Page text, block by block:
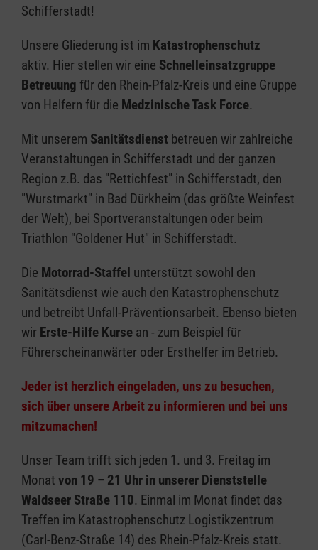
Schifferstadt!
Unsere Gliederung ist im Katastrophenschutz
aktiv. Hier stellen wir eine Schnelleinsatzgruppe
Betreuung für den Rhein-Pfalz-Kreis und eine Gruppe
von Helfern für die Medzinische Task Force.
Mit unserem Sanitätsdienst betreuen wir zahlreiche
Veranstaltungen in Schifferstadt und der ganzen
Region z.B. das "Rettichfest" in Schifferstadt, den
"Wurstmarkt" in Bad Dürkheim (das größte Weinfest
der Welt), bei Sportveranstaltungen oder beim
Triathlon "Goldener Hut" in Schifferstadt.
Die Motorrad-Staffel unterstützt sowohl den
Sanitätsdienst wie auch den Katastrophenschutz
und betreibt Unfall-Präventionsarbeit. Ebenso bieten
wir Erste-Hilfe Kurse an - zum Beispiel für
Führerscheinanwärter oder Ersthelfer im Betrieb.
Jeder ist herzlich eingeladen, uns zu besuchen,
sich über unsere Arbeit zu informieren und bei uns
mitzumachen!
Unser Team trifft sich jeden 1. und 3. Freitag im
Monat von 19 – 21 Uhr in unserer Dienststelle
Waldseer Straße 110. Einmal im Monat findet das
Treffen im Katastrophenschutz Logistikzentrum
(Carl-Benz-Straße 14) des Rhein-Pfalz-Kreis statt.